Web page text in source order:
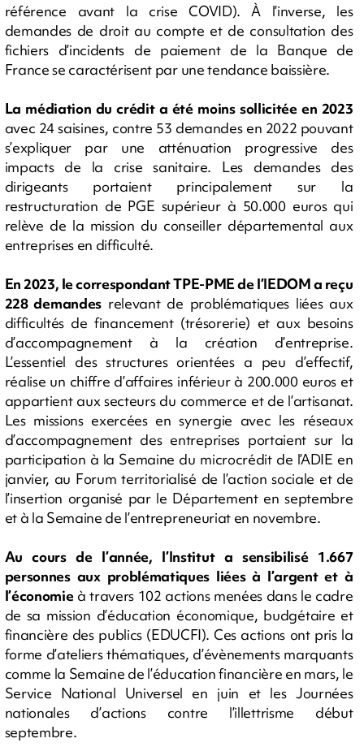
référence avant la crise COVID). À l’inverse, les
demandes de droit au compte et de consultation des
fichiers d’incidents de paiement de la Banque de
France se caractérisent par une tendance baissière.
La médiation du crédit a été moins sollicitée en 2023
avec 24 saisines, contre 53 demandes en 2022 pouvant
s’expliquer par une atténuation progressive des
impacts de la crise sanitaire. Les demandes des
dirigeants portaient principalement sur la
restructuration de PGE supérieur à 50.000 euros qui
relève de la mission du conseiller départemental aux
entreprises en difficulté.
En 2023, le correspondant TPE-PME de l’IEDOM a reçu
228 demandesrelevant de problématiques liées aux
difficultés de financement (trésorerie) et aux besoins
d’accompagnement à la création d’entreprise.
L’essentiel des structures orientées a peu d’effectif,
réalise un chiffre d’affaires inférieur à 200.000 euros et
appartient aux secteurs du commerce et de l’artisanat.
Les missions exercées en synergie avec les réseaux
d’accompagnement des entreprises portaient sur la
participation à la Semaine du microcrédit de l’ADIE en
janvier, au Forum territorialisé de l’action sociale et de
l’insertion organisé par le Département en septembre
et à la Semaine de l’entrepreneuriat en novembre.
Au cours de l’année, l’Institut a sensibilisé 1.667
personnes aux problématiques liées à l’argent et à
l’économieà travers 102 actions menées dans le cadre
de sa mission d’éducation économique, budgétaire et
financière des publics (EDUCFI). Ces actions ont pris la
forme d’ateliers thématiques, d’évènements marquants
comme la Semaine de l’éducation financière en mars, le
Service National Universel en juin et les Journées
nationales d’actions contre l’illettrisme début
septembre.